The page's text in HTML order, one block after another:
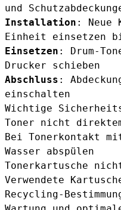
und
Installation : Neue
Einheit einsetzen
Einsetzen : Drum-
Drucker schieben
Abschluss :
einschalten
Wichtige
Toner nicht
Bei Tonerkontakt
Wasser abspülen
Tonerkartusche
Verwendete
Recycling-